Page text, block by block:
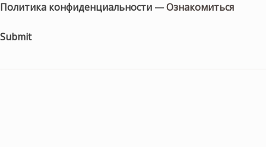
Политика конфиденциальности —Ознакомиться
Submit